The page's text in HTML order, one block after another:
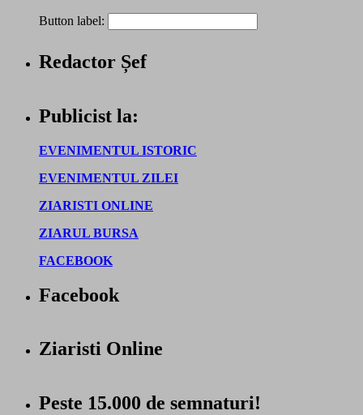
Button label:
Redactor Șef
Publicist la:
EVENIMENTUL ISTORIC
EVENIMENTUL ZILEI
ZIARISTI ONLINE
ZIARUL BURSA
FACEBOOK
Facebook
Ziaristi Online
Peste 15.000 de semnaturi!